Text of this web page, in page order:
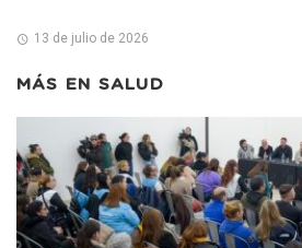
13 de julio de 2026
MÁS EN SALUD